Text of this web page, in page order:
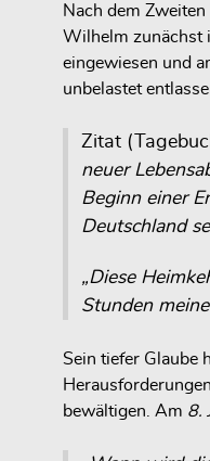
Nach dem
Wilhelm zunächst
eingewiesen und
unbelastet
Zitat
neuer
Beginn einer
Deutschland
„Diese
Stunden
Sein tiefer Glaube
bewältigen. Am 8.